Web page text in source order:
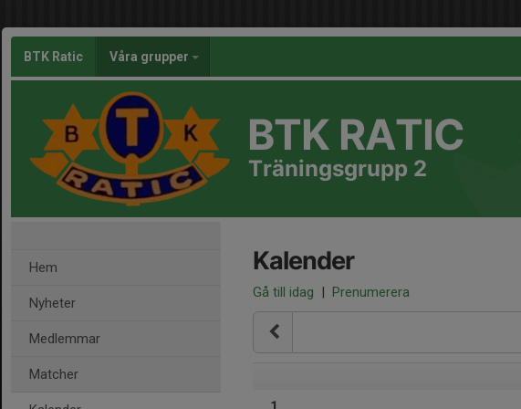
BTK Ratic Våra grupper
BTK RATIC
Träningsgrupp 2
Hem
Nyheter
Medlemmar
Matcher
Kalender
Gå till idag | Prenumerera